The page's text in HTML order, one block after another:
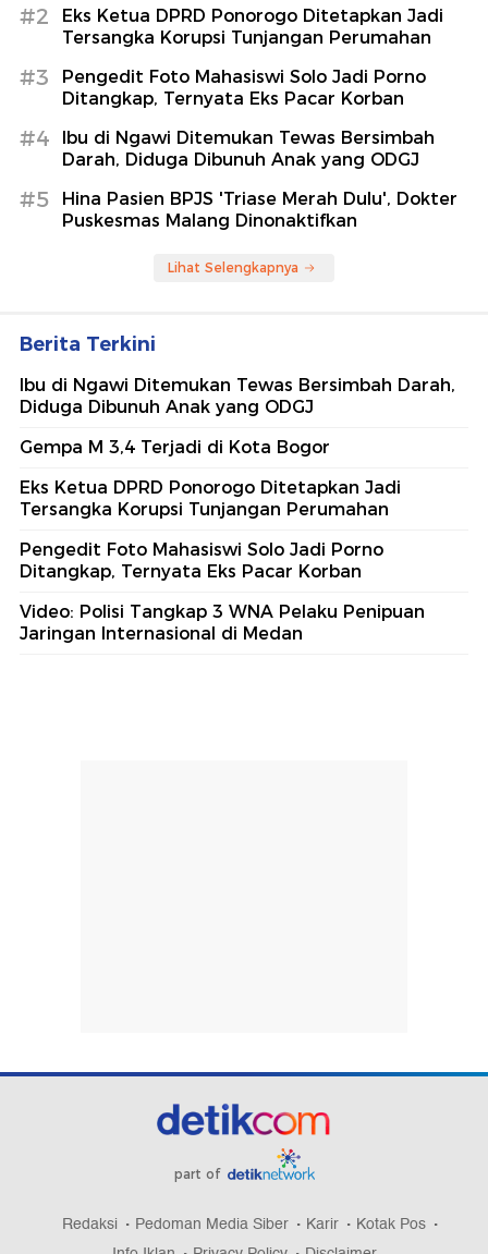
#2
Eks Ketua DPRD Ponorogo Ditetapkan Jadi
Tersangka Korupsi Tunjangan Perumahan
#3
Pengedit Foto Mahasiswi Solo Jadi Porno
Ditangkap, Ternyata Eks Pacar Korban
#4
Ibu di Ngawi Ditemukan Tewas Bersimbah
Darah, Diduga Dibunuh Anak yang ODGJ
#5
Hina Pasien BPJS 'Triase Merah Dulu', Dokter
Puskesmas Malang Dinonaktifkan
Lihat Selengkapnya
Berita Terkini
Ibu di Ngawi Ditemukan Tewas Bersimbah Darah,
Diduga Dibunuh Anak yang ODGJ
Gempa M 3,4 Terjadi di Kota Bogor
Eks Ketua DPRD Ponorogo Ditetapkan Jadi
Tersangka Korupsi Tunjangan Perumahan
Pengedit Foto Mahasiswi Solo Jadi Porno
Ditangkap, Ternyata Eks Pacar Korban
Video: Polisi Tangkap 3 WNA Pelaku Penipuan
Jaringan Internasional di Medan
part of
Redaksi Pedoman Media Siber Karir
Kotak Pos